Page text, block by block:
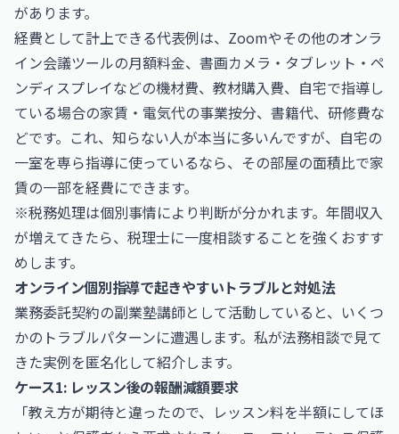
があります。
経費として計上できる代表例は、Zoomやその他のオンラ
イン会議ツールの月額料金、書画カメラ・タブレット・ペ
ンディスプレイなどの機材費、教材購入費、自宅で指導し
ている場合の家賃・電気代の事業按分、書籍代、研修費な
どです。これ、知らない人が本当に多いんですが、自宅の
一室を専ら指導に使っているなら、その部屋の面積比で家
賃の一部を経費にできます。
※税務処理は個別事情により判断が分かれます。年間収入
が増えてきたら、税理士に一度相談することを強くおすす
めします。
オンライン個別指導で起きやすいトラブルと対処法
業務委託契約の副業塾講師として活動していると、いくつ
かのトラブルパターンに遭遇します。私が法務相談で見て
きた実例を匿名化して紹介します。
ケース1: レッスン後の報酬減額要求
「教え方が期待と違ったので、レッスン料を半額にしてほ